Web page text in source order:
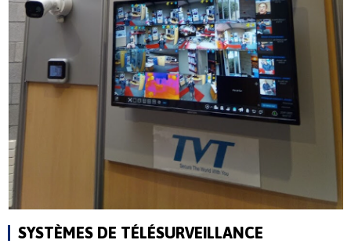
SYSTÈMES DE TÉLÉSURVEILLANCE